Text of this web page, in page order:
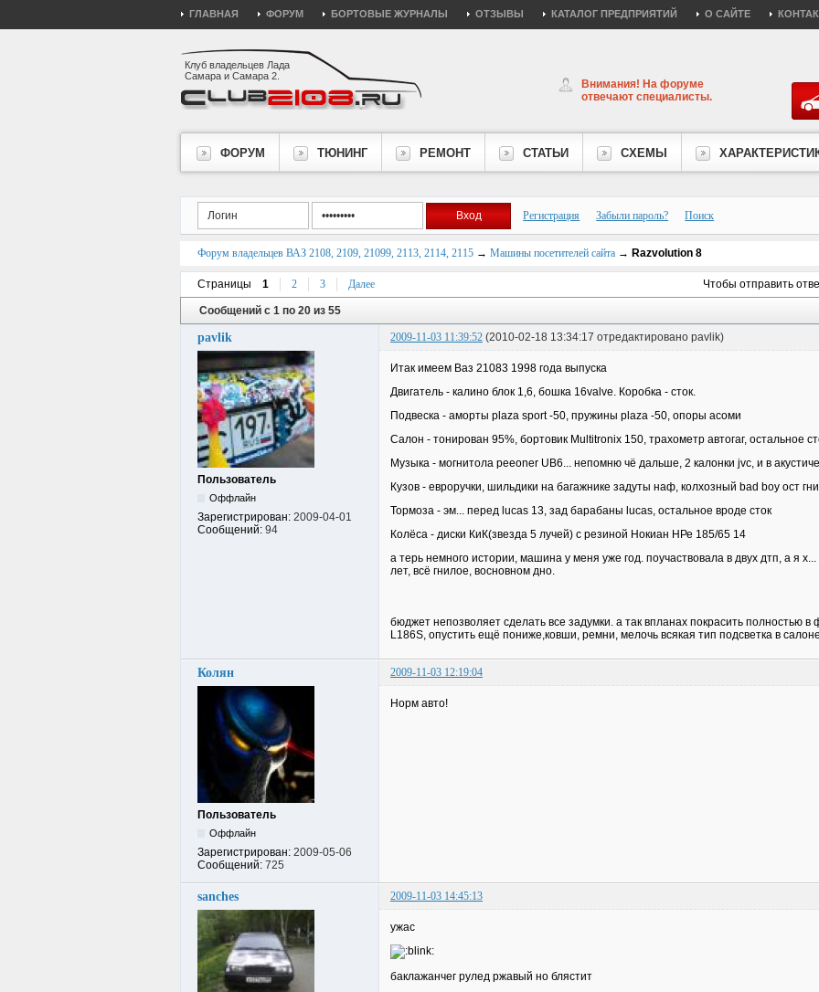
ГЛАВНАЯ ФОРУМ БОРТОВЫЕ ЖУРНАЛЫ ОТЗЫВЫ КАТАЛОГ ПРЕДПРИЯТИЙ О САЙТЕ
Клуб владельцев Лада
Самара и Самара 2.
Внимания! На форуме
отвечают специалисты.
ФОРУМ ТЮНИНГ РЕМОНТ СТАТЬИ СХЕМЫ
Регистрация Забыли пароль? Поиск
Форум владельцев ВАЗ 2108, 2109, 21099, 2113, 2114, 2115 → Машины посетителей сайта → Razvolution 8
Страницы 1 2 3 Далее Чтобы отправить
Сообщений с 1 по 20 из 55
pavlik 2009-11-03 11:39:52 (2010-02-18 13:34:17 отредактировано pavlik)
Пользователь
Оффлайн
Зарегистрирован: 2009-04-01
Сообщений: 94
Итак имеем Ваз 21083 1998 года выпуска
Двигатель - калино блок 1,6, бошка 16valve. Коробка - сток.
Подвеска - аморты plaza sport -50, пружины plaza -50, опоры асоми
Салон - тонирован 95%, бортовик Multitronix 150, трахометр автогаг, остальное
Музыка - могнитола peeoner UB6... непомню чё дальше, 2 калонки jvc, и в
Кузов - евроручки, шильдики на багажнике задуты наф, колхозный bad boy ост
Тормоза - эм... перед lucas 13, зад барабаны lucas, остальное вроде сток
Колёса - диски КиК(звезда 5 лучей) с резиной Нокиан НРе 185/65 14
а терь немного истории, машина у меня уже год. поучаствовала в двух дтп, а я
лет, всё гнилое, восновном дно.
бюджет непозволяет сделать все задумки. а так впланах покрасить полностью
L186S, опустить ещё пониже,ковши, ремни, мелочь всякая тип подсветка в
Колян 2009-11-03 12:19:04
Пользователь
Оффлайн
Зарегистрирован: 2009-05-06
Сообщений: 725
Норм авто!
sanches 2009-11-03 14:45:13
ужас
баклажанчег рулед ржавый но блястит